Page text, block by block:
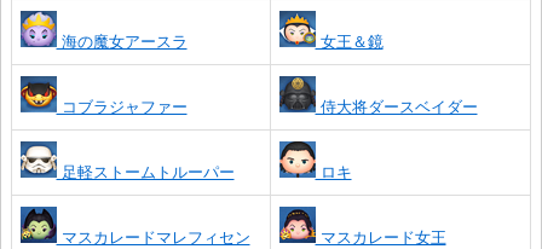
海の魔女アースラ 女王＆鏡
コブラジャファー 侍大将ダースベイダー
足軽ストームトルーパー ロキ
マスカレードマレフィセン
マスカレード女王